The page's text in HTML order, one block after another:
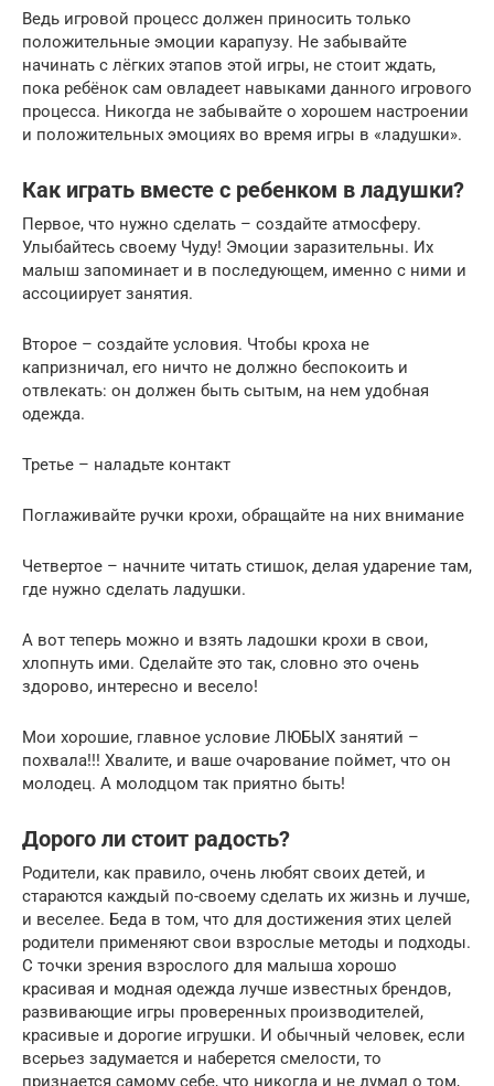
Ведь игровой процесс должен приносить только
положительные эмоции карапузу. Не забывайте
начинать с лёгких этапов этой игры, не стоит ждать,
пока ребёнок сам овладеет навыками данного игрового
процесса. Никогда не забывайте о хорошем настроении
и положительных эмоциях во время игры в «ладушки».
Как играть вместе с ребенком в ладушки?
Первое, что нужно сделать – создайте атмосферу.
Улыбайтесь своему Чуду! Эмоции заразительны. Их
малыш запоминает и в последующем, именно с ними и
ассоциирует занятия.
Второе – создайте условия. Чтобы кроха не
капризничал, его ничто не должно беспокоить и
отвлекать: он должен быть сытым, на нем удобная
одежда.
Третье – наладьте контакт
Поглаживайте ручки крохи, обращайте на них внимание
Четвертое – начните читать стишок, делая ударение там,
где нужно сделать ладушки.
А вот теперь можно и взять ладошки крохи в свои,
хлопнуть ими. Сделайте это так, словно это очень
здорово, интересно и весело!
Мои хорошие, главное условие ЛЮБЫХ занятий –
похвала!!! Хвалите, и ваше очарование поймет, что он
молодец. А молодцом так приятно быть!
Дорого ли стоит радость?
Родители, как правило, очень любят своих детей, и
стараются каждый по-своему сделать их жизнь и лучше,
и веселее. Беда в том, что для достижения этих целей
родители применяют свои взрослые методы и подходы.
С точки зрения взрослого для малыша хорошо
красивая и модная одежда лучше известных брендов,
развивающие игры проверенных производителей,
красивые и дорогие игрушки. И обычный человек, если
всерьез задумается и наберется смелости, то
признается самому себе, что никогда и не думал о том,